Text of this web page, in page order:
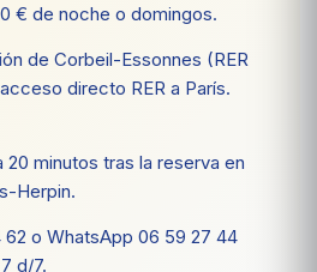
€ de noche o domingos.
de Corbeil-Essonnes (RER
directo RER a París.
20 minutos tras la reserva en
Herpin.
o WhatsApp 06 59 27 44
d/7.